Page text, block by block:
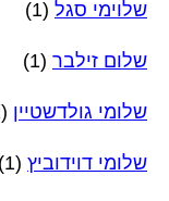
שלוימי סגל (1)
שלום זילבר (1)
שלומי גולדשטיין (2)
שלומי דוידוביץ (1)